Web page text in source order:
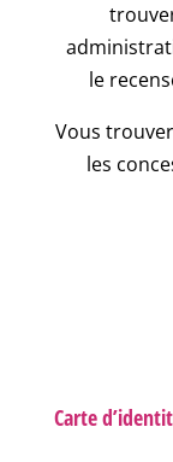
le
Vous
les
Carte